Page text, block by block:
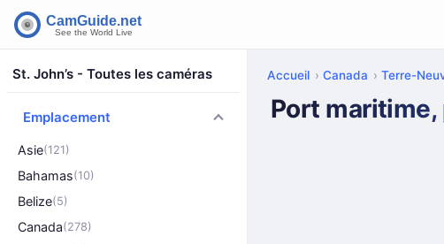
St. John’s - Toutes les caméras
Emplacement
Asie(121)
Bahamas(10)
Belize(5)
Canada(278)
Accueil Canada Terre-
Port maritime,